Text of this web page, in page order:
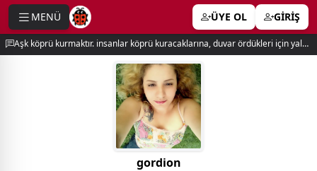
MENÜ ÜYE OL GİRİŞ
Aşk köprü kurmaktır. insanlar köprü kuracaklarına, duvar ördükleri için yalnız kalırlar. newton
gordion
menu